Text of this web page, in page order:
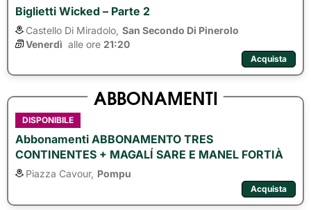
Biglietti Wicked – Parte 2
Castello Di Miradolo, San Secondo Di Pinerolo
Venerdì alle ore 21:20
Acquista
ABBONAMENTI
DISPONIBILE
Abbonamenti ABBONAMENTO TRES
CONTINENTES + MAGALÍ SARE E MANEL FORTIÀ
Piazza Cavour, Pompu
Acquista